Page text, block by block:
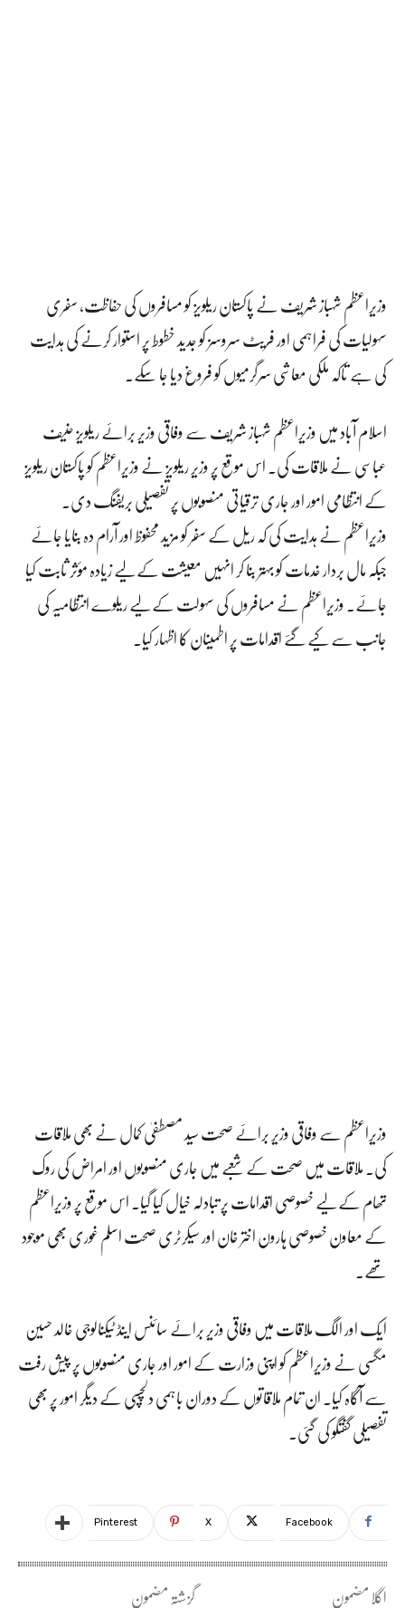
وزیراعظم شہباز شریف نے پاکستان ریلویز کو مسافروں کی حفاظت، سفری
سہولیات کی فراہمی اور فریٹ سروسز کو جدید خطوط پر استوار کرنے کی ہدایت
کی ہے تاکہ ملکی معاشی سرگرمیوں کو فروغ دیا جا سکے۔
اسلام آباد میں وزیراعظم شہباز شریف سے وفاقی وزیر برائے ریلویز حنیف
عباسی نے ملاقات کی۔ اس موقع پر وزیر ریلویز نے وزیراعظم کو پاکستان ریلویز
کے انتظامی امور اور جاری ترقیاتی منصوبوں پر تفصیلی بریفنگ دی۔
وزیراعظم نے ہدایت کی کہ ریل کے سفر کو مزید محفوظ اور آرام دہ بنایا جائے
جبکہ مال بردار خدمات کو بہتر بنا کر انہیں معیشت کے لیے زیادہ مؤثر ثابت کیا
جائے۔ وزیراعظم نے مسافروں کی سہولت کے لیے ریلوے انتظامیہ کی
جانب سے کیے گئے اقدامات پر اطمینان کا اظہار کیا۔
وزیراعظم سے وفاقی وزیر برائے صحت سید مصطفیٰ کمال نے بھی ملاقات
کی۔ ملاقات میں صحت کے شعبے میں جاری منصوبوں اور امراض کی روک
تھام کے لیے خصوصی اقدامات پر تبادلہ خیال کیا گیا۔ اس موقع پر وزیراعظم
کے معاون خصوصی ہارون اختر خان اور سیکرٹری صحت اسلم غوری بھی موجود
تھے۔
ایک اور الگ ملاقات میں وفاقی وزیر برائے سائنس اینڈ ٹیکنالوجی خالد حسین
مگسی نے وزیراعظم کو اپنی وزارت کے امور اور جاری منصوبوں پر پیش رفت
سے آگاہ کیا۔ ان تمام ملاقاتوں کے دوران باہمی دلچسپی کے دیگر امور پر بھی
تفصیلی گفتگو کی گئی۔
Facebook
X
Pinterest
گزشتہ مضمون اگلا مضمون